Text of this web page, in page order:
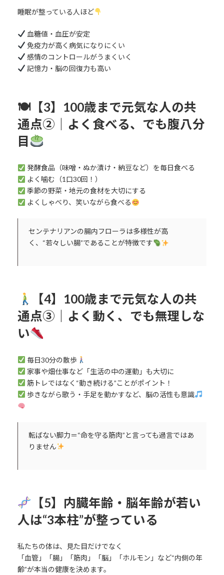
睡眠が整っている人ほど
血糖値・血圧が安定
免疫力が高く病気になりにくい
感情のコントロールがうまくいく
記憶力・脳の回復力も高い
🍽【3】100歳まで元気な人の共
通点②｜よく食べる、でも腹八分
目
発酵食品（味噌・ぬか漬け・納豆など）を毎日食べる
よく噛む（1口30回！）
季節の野菜・地元の食材を大切にする
よくしゃべり、笑いながら食べる
センテナリアンの腸内フローラは多様性が高
く、“若々しい腸”であることが特徴です
【4】100歳まで元気な人の共
通点③｜よく動く、でも無理しな
い
毎日30分の散歩
家事や畑仕事など「生活の中の運動」も大切に
筋トレではなく“動き続ける”ことがポイント！
歩きながら歌う・手足を動かすなど、脳の活性も意識
転ばない脚力＝“命を守る筋肉”と言っても過言ではあ
りません
【5】内臓年齢・脳年齢が若い
人は“3本柱”が整っている
私たちの体は、見た目だけでなく
「血管」「腸」「筋肉」「脳」「ホルモン」など“内側の年
齢”が本当の健康を決めます。